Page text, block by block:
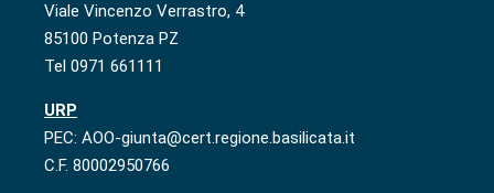
Viale Vincenzo Verrastro, 4
85100 Potenza PZ
Tel 0971 661111
URP
PEC: AOO-giunta@cert.regione.basilicata.it
C.F. 80002950766